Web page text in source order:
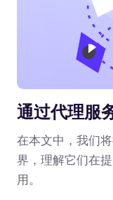
通过代理服
在本文中，我们
界，理解它们在
用。